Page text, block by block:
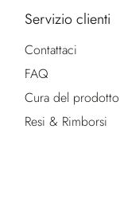
Servizio clienti
Contattaci
FAQ
Cura del prodotto
Resi & Rimborsi